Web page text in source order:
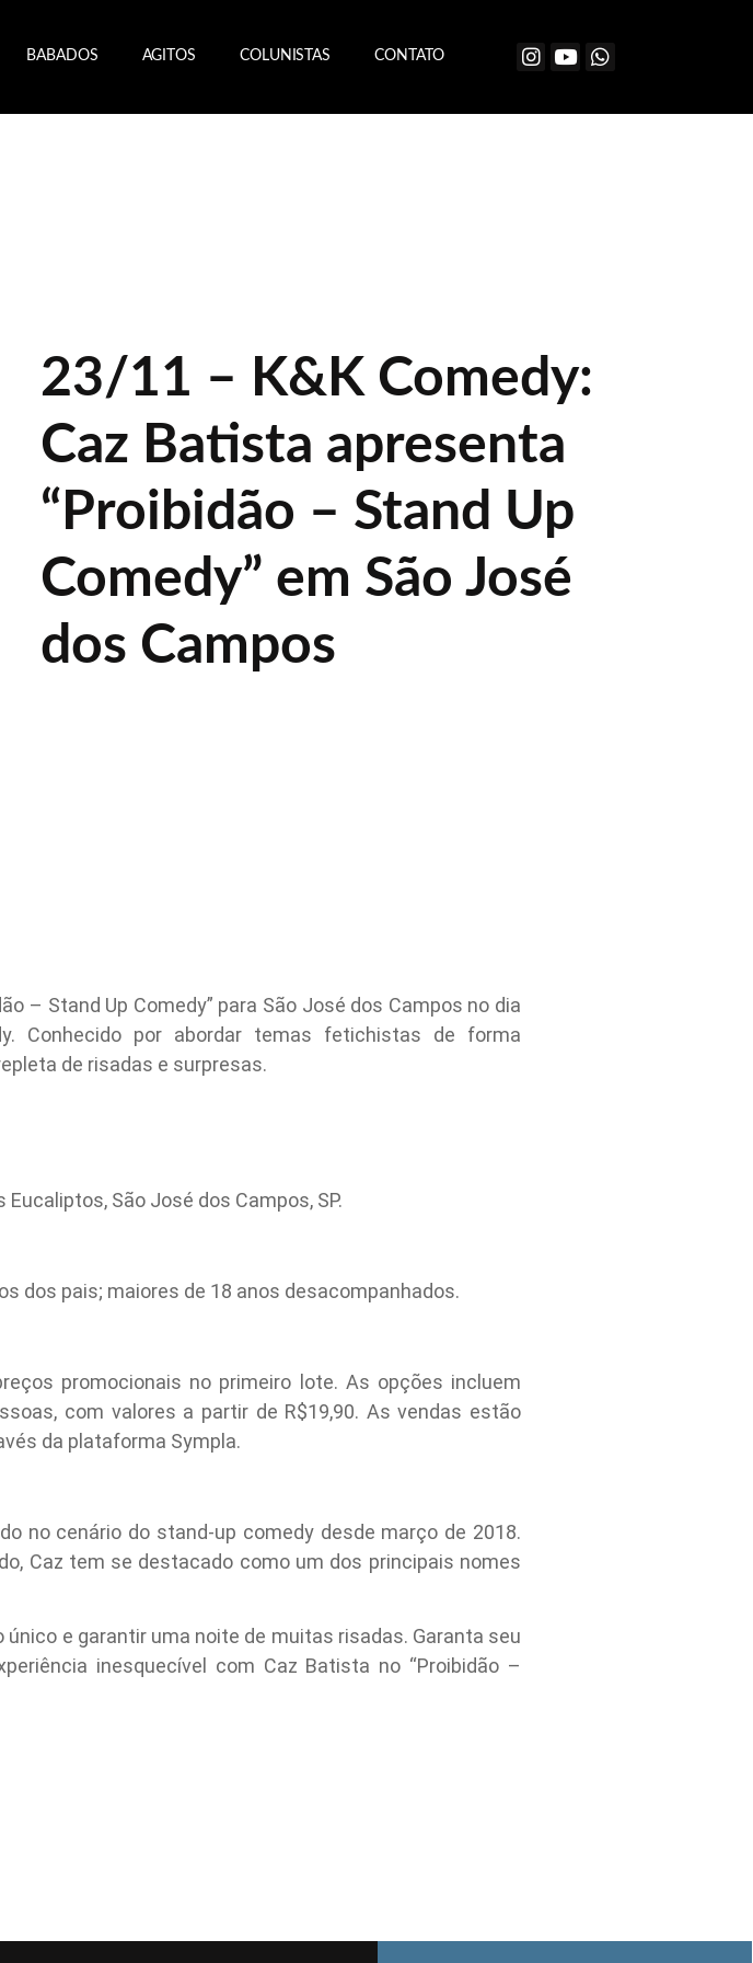
BABADOS AGITOS COLUNISTAS CONTATO
23/11 – K&K Comedy:
Caz Batista apresenta
“Proibidão – Stand Up
Comedy” em São José
dos Campos
– Stand Up Comedy” para São José dos Campos no dia
Conhecido por abordar temas fetichistas de forma
de risadas e surpresas.
Eucaliptos, São José dos Campos, SP.
dos pais; maiores de 18 anos desacompanhados.
promocionais no primeiro lote. As opções incluem
com valores a partir de R$19,90. As vendas estão
da plataforma Sympla.
no cenário do stand-up comedy desde março de 2018.
Caz tem se destacado como um dos principais nomes
e garantir uma noite de muitas risadas. Garanta seu
inesquecível com Caz Batista no “Proibidão –